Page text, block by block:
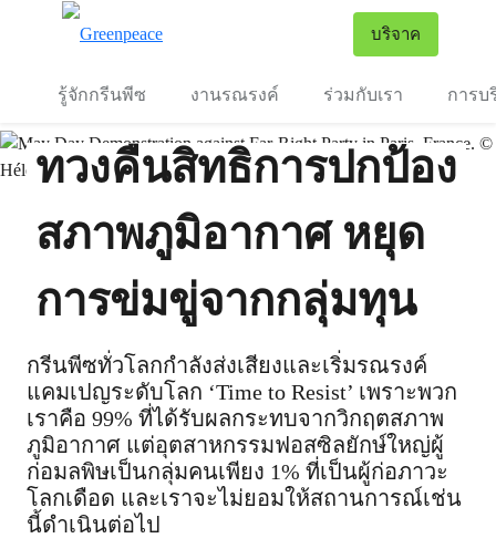
บริจาค
รู้จักกรีนพีซ งานรณรงค์ ร่วมกับเรา การบ
ทวงคืนสิทธิการปกป้อง
สภาพภูมิอากาศ หยุด
การข่มขู่จากกลุ่มทุน
กรีนพีซทั่วโลกกำลังส่งเสียงและเริ่มรณรงค์
แคมเปญระดับโลก ‘Time to Resist’ เพราะพวก
เราคือ 99% ที่ได้รับผลกระทบจากวิกฤตสภาพ
ภูมิอากาศ แต่อุตสาหกรรมฟอสซิลยักษ์ใหญ่ผู้
ก่อมลพิษเป็นกลุ่มคนเพียง 1% ที่เป็นผู้ก่อภาวะ
โลกเดือด และเราจะไม่ยอมให้สถานการณ์เช่น
นี้ดำเนินต่อไป